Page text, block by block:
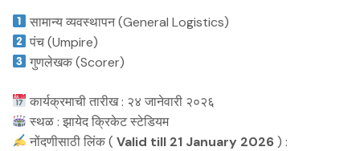
सामान्य व्यवस्थापन (General Logistics)
पंच (Umpire)
गुणलेखक (Scorer)
कार्यक्रमाची तारीख : २४ जानेवारी २०२६
स्थळ : झायेद क्रिकेट स्टेडियम
नोंदणीसाठी लिंक (Valid till 21 January 2026) :